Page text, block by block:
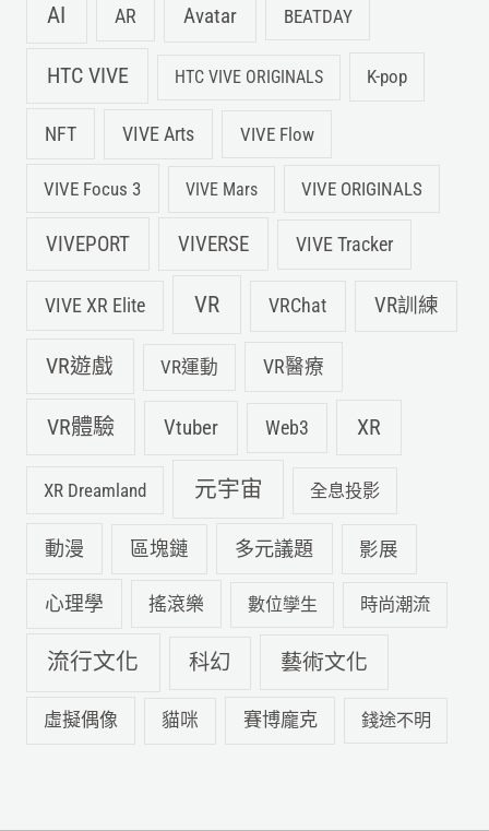
AI AR Avatar BEATDAY
HTC VIVE HTC VIVE ORIGINALS K-pop
NFT VIVE Arts VIVE Flow
VIVE Focus 3 VIVE Mars VIVE ORIGINALS
VIVEPORT VIVERSE VIVE Tracker
VIVE XR Elite VR VRChat VR訓練
VR遊戲 VR運動 VR醫療
VR體驗 Vtuber Web3 XR
XR Dreamland 元宇宙 全息投影
動漫 區塊鏈 多元議題 影展
心理學 搖滾樂 數位孿生 時尚潮流
流行文化 科幻 藝術文化
虛擬偶像 貓咪 賽博龐克 錢途不明